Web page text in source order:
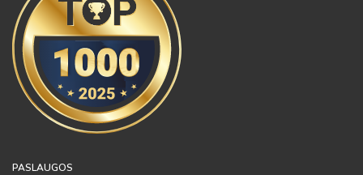
PASLAUGOS